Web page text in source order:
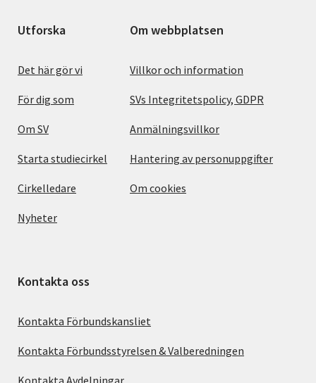
Utforska
Det här gör vi
För dig som
Om SV
Starta studiecirkel
Cirkelledare
Nyheter
Om webbplatsen
Villkor och information
SVs Integritetspolicy, GDPR
Anmälningsvillkor
Hantering av personuppgifter
Om cookies
Kontakta oss
Kontakta Förbundskansliet
Kontakta Förbundsstyrelsen & Valberedningen
Kontakta Avdelningar